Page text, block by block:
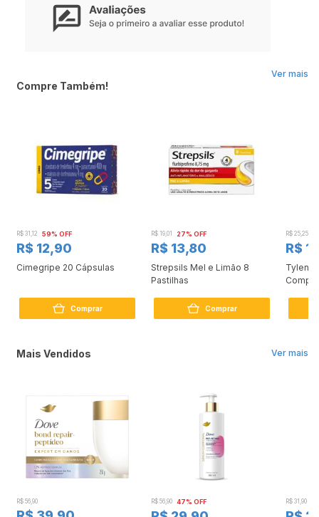
Ver mais
Compre Também!
R$ 31,12 59% OFF
R$ 12,90
Cimegripe 20 Cápsulas
Comprar
R$ 19,01 27% OFF
R$ 13,80
Strepsils Mel e Limão 8
Pastilhas
Comprar
R$ 25,25
R$
Tylenol
Ver mais
Mais Vendidos
R$ 56,90 R$ 56,90 47% OFF R$ 31,90